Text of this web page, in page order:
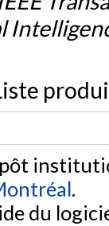
.
du